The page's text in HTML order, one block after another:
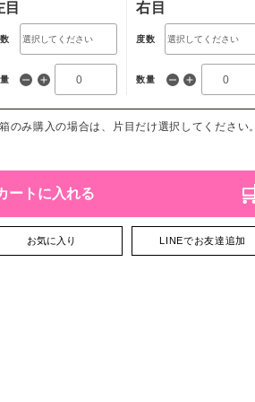
目 右目
度数
数量
のみ購入の場合は、片目だけ選択してください。
ートに入れる
お気に入り LINEでお友達追加